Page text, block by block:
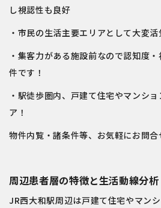
し視認性も良好
・市民の生活主要エリアとして大変
・集客力がある施設前なので認知度
件です！
・駅徒歩圏内、戸建て住宅やマンシ
ア！
物件内覧・諸条件等、お気軽にお問合
周辺患者層の特徴と生活動線分析
JR西大和駅周辺は戸建て住宅やマン